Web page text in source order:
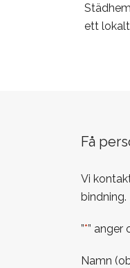
ett
Få
Vi
bindning.
”*” anger
Namn